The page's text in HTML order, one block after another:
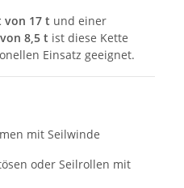
von 17 t und einer
8,5 t ist diese Kette
Einsatz geeignet.
mit Seilwinde
oder Seilrollen mit